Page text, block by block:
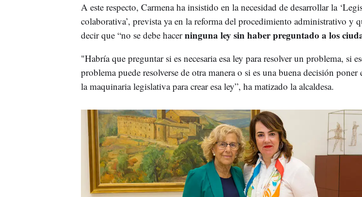
A este respecto, Carmena ha insistido en la necesidad de desarrollar la
colaborativa’, prevista ya en la reforma del procedimiento administrativo y
decir que “no se debe hacerninguna ley sin haber preguntado a los
"Habría que preguntar si es necesaria esa ley para resolver un problema, si
problema puede resolverse de otra manera o si es una buena decisión poner
la maquinaria legislativa para crear esa ley”, ha matizado la alcaldesa.